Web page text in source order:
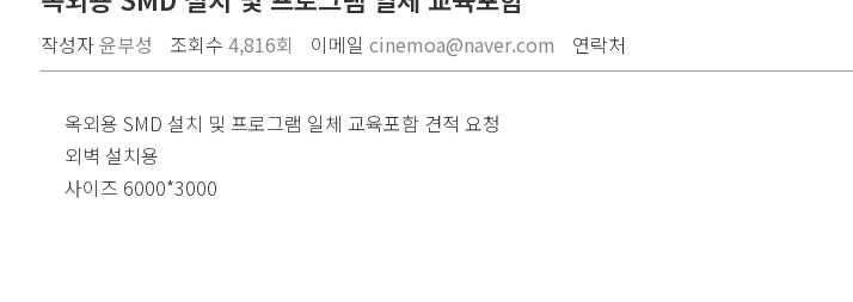
작성자윤부성 조회수 4,816회 이메일 cinemoa@naver.com 연락처
옥외용 SMD 설치 및 프로그램 일체 교육포함 견적 요청
외벽 설치용
사이즈 6000*3000